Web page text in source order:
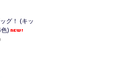
グ！ (キッ
色)